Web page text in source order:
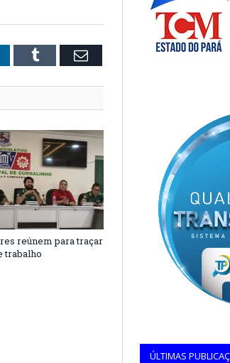
Tumblr Email
reúnem para traçar
trabalho
ÚLTIMAS